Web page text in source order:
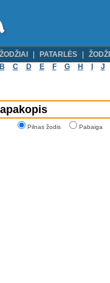
PATARLĖS
B C D E F G H J
Pilnas žodis Pabaiga